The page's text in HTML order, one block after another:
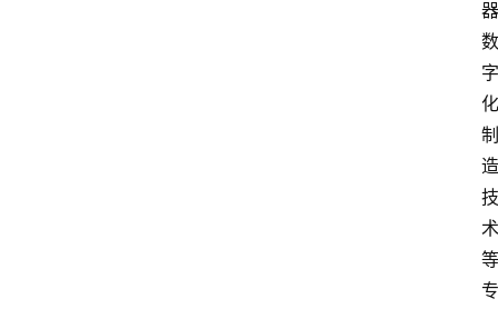
器
数
字
化
制
造
技
术
等
专